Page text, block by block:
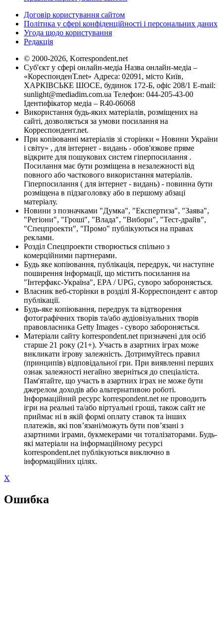
Договір користування сайтом
Політика у сфері конфіденційності і персональних даних
Угода щодо користування
Редакція
© 2000-2026, Korrespondent.net
Суб'єкт у сфері онлайн-медіа Назва онлайн-медіа –
«КореспонденТ.net» Адреса: 02091, місто Київ,
ХАРКІВСЬКЕ ШОСЕ, будинок 172-Б, офіс 208/1 E-mail:
sunlight@mediadim.com.ua Телефон: 044-205-43-00
Ідентифікатор медіа – R40-06068
Використання будь-яких матеріалів, розміщених на
сайті, дозволяється за умови посилання на
Корреспондент.net.
При копіюванні матеріалів зі сторінки « Новини України
і світу» , для інтернет - видань - обов'язкове пряме
відкрите для пошукових систем гіперпосилання .
Посилання має бути розміщена в незалежності від
повного або часткового використання матеріалів.
Гіперпосилання ( для інтернет - видань) - повинна бути
розміщена в підзаголовку або в першому абзаці
матеріалу.
Новини з позначками "Думка", "Експертиза", "Заява",
"Регіони", "Гроші", "Влада", "Вибори", "Тест-драйв",
"Спецпроекти", "Промо" публікуються на правах
реклами.
Розділ Спецпроекти створюється спільно з
комерційними партнерами.
Будь яке копіювання, публікація, передрук, чи наступне
поширення інформації, що містить посилання на
"Інтерфакс-Україна", EPA / UPG, суворо забороняється.
Власник веб-сторінки в розділі Я-Корреспондент є автор
публікації.
Будь-яке копіювання, передрук та відтворення
фотографічних творів та/або аудіовізуальних творів
правовласника Getty Images - суворо забороняється.
Матеріали сайту korrespondent.net призначені для осіб
старше 21 року (21+). Участь в азартних іграх може
викликати ігрову залежність. Дотримуйтесь правил
(принципів) відповідальної гри. При виявленні перших
ознак залежності негайно зверніться до спеціаліста.
Пам'ятайте, що участь в азартних іграх не може бути
джерелом доходів або альтернативою роботі.
Інформаційний ресурс korrespondent.net не проводить
ігри на реальні та/або віртуальні гроші, також сайт не
приймає ні в якій формі оплату ставок та інших
платежів, які пов’язані/можуть бути пов’язані з
азартними іграми, букмекерами чи тоталізаторами. Будь-
які матеріали на інформаційному ресурсі
korrespondent.net публікуються виключно в
інформаційних цілях.
X
Ошибка